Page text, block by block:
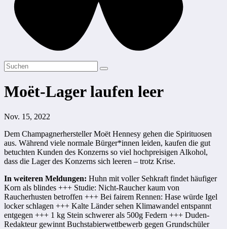
Moët-Lager laufen leer
Nov. 15, 2022
Dem Champagnerhersteller Moët Hennesy gehen die Spirituosen
aus. Während viele normale Bürger*innen leiden, kaufen die gut
betuchten Kunden des Konzerns so viel hochpreisigen Alkohol,
dass die Lager des Konzerns sich leeren – trotz Krise.
In weiteren Meldungen: Huhn mit voller Sehkraft findet häufiger
Korn als blindes +++ Studie: Nicht-Raucher kaum von
Raucherhusten betroffen +++ Bei fairem Rennen: Hase würde Igel
locker schlagen +++ Kalte Länder sehen Klimawandel entspannt
entgegen +++ 1 kg Stein schwerer als 500g Federn +++ Duden-
Redakteur gewinnt Buchstabierwettbewerb gegen Grundschüler